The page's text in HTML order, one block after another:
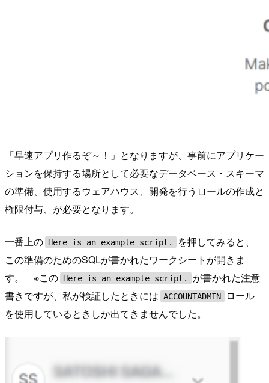
「早速アプリ作るぞ～！」となりますが、事前にアプリケー
ションを保持する場所として必要なデータベース・スキーマ
の準備、使用するウェアハウス、開発を行うロールの作成と
権限付与、が必要となります。
一番上の Here is an example script.
を押してみると、
この準備のためのSQLが書かれたワークシートが開きま
す。 ※この Here is an example script.
が書かれた注意
書きですが、私が検証したときには ACCOUNTADMIN
ロール
を使用しているときしか出てきませんでした。